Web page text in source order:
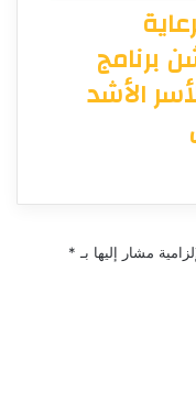
برنامج
الأشد
مشار إليها بـ *